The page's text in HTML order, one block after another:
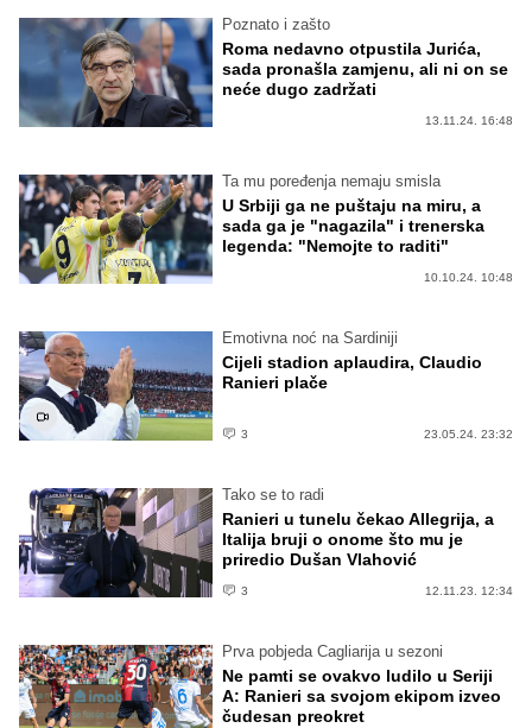
Poznato i zašto
Roma nedavno otpustila Jurića,
sada pronašla zamjenu, ali ni on se
neće dugo zadržati
13.11.24. 16:48
Ta mu poređenja nemaju smisla
U Srbiji ga ne puštaju na miru, a
sada ga je "nagazila" i trenerska
legenda: "Nemojte to raditi"
10.10.24. 10:48
Emotivna noć na Sardiniji
Cijeli stadion aplaudira, Claudio
Ranieri plače
3 23.05.24. 23:32
Tako se to radi
Ranieri u tunelu čekao Allegrija, a
Italija bruji o onome što mu je
priredio Dušan Vlahović
3 12.11.23. 12:34
Prva pobjeda Cagliarija u sezoni
Ne pamti se ovakvo ludilo u Seriji
A: Ranieri sa svojom ekipom izveo
čudesan preokret